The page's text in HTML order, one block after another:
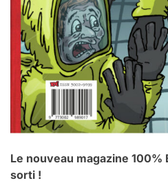
Le nouveau magazine 100%
sorti !